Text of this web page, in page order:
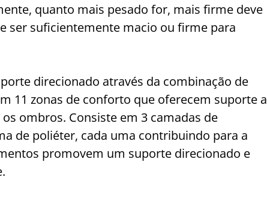
quanto mais pesado for, mais firme deve
ser suficientemente macio ou firme para
direcionado através da combinação de
11 zonas de conforto que oferecem suporte a
ombros. Consiste em 3 camadas de
de poliéter, cada uma contribuindo para a
promovem um suporte direcionado e